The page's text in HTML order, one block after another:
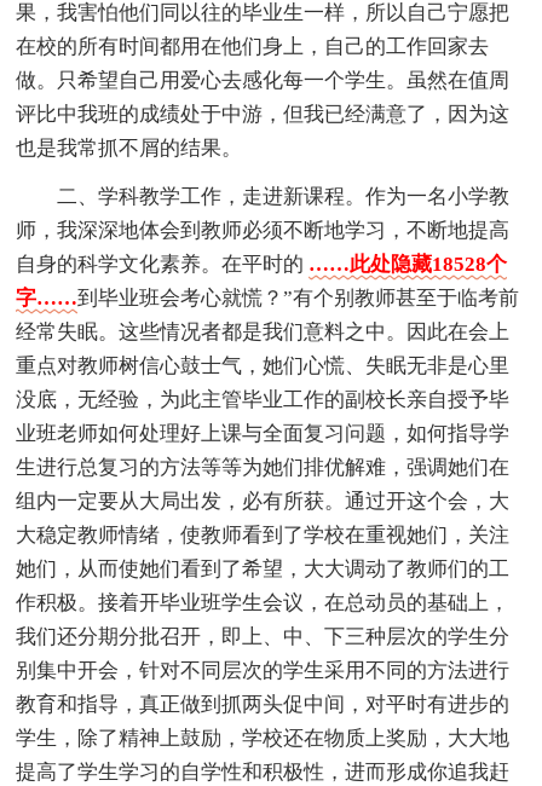
果，我害怕他们同以往的毕业生一样，所以自己宁愿把
在校的所有时间都用在他们身上，自己的工作回家去
做。只希望自己用爱心去感化每一个学生。虽然在值周
评比中我班的成绩处于中游，但我已经满意了，因为这
也是我常抓不屑的结果。
二、学科教学工作，走进新课程。作为一名小学教
师，我深深地体会到教师必须不断地学习，不断地提高
自身的科学文化素养。在平时的 ……此处隐藏18528个
字……到毕业班会考心就慌？”有个别教师甚至于临考前
经常失眠。这些情况者都是我们意料之中。因此在会上
重点对教师树信心鼓士气，她们心慌、失眠无非是心里
没底，无经验，为此主管毕业工作的副校长亲自授予毕
业班老师如何处理好上课与全面复习问题，如何指导学
生进行总复习的方法等等为她们排优解难，强调她们在
组内一定要从大局出发，必有所获。通过开这个会，大
大稳定教师情绪，使教师看到了学校在重视她们，关注
她们，从而使她们看到了希望，大大调动了教师们的工
作积极。接着开毕业班学生会议，在总动员的基础上，
我们还分期分批召开，即上、中、下三种层次的学生分
别集中开会，针对不同层次的学生采用不同的方法进行
教育和指导，真正做到抓两头促中间，对平时有进步的
学生，除了精神上鼓励，学校还在物质上奖励，大大地
提高了学生学习的自学性和积极性，进而形成你追我赶